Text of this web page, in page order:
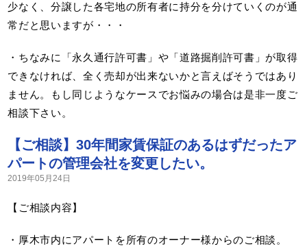
少なく、分譲した各宅地の所有者に持分を分けていくのが通
常だと思いますが・・・
・ちなみに「永久通行許可書」や「道路掘削許可書」が取得
できなければ、全く売却が出来ないかと言えばそうではあり
ません。もし同じようなケースでお悩みの場合は是非一度ご
相談下さい。
【ご相談】30年間家賃保証のあるはずだったア
パートの管理会社を変更したい。
2019年05月24日
【ご相談内容】
・厚木市内にアパートを所有のオーナー様からのご相談。